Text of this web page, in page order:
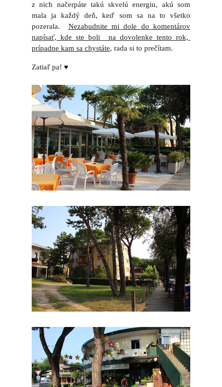
z nich načerpáte takú skvelú energiu, akú som
mala ja každý deň, keď som sa na to všetko
pozerala. Nezabudnite mi dole do komentárov
napísať, kde ste boli na dovolenke tento rok,
prípadne kam sa chystáte, rada si to prečítam.
Zatiaľ pa! ♥